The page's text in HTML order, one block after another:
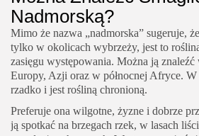
Nadmorską?
Mimo że nazwa „nadmorska” sugeruje,
tylko w okolicach wybrzeży, jest to
zasięgu występowania. Można ją
Europy, Azji oraz w północnej Afryce. W
rzadko i jest rośliną chronioną.
Preferuje ona wilgotne, żyzne i dobrze
ją spotkać na brzegach rzek, w lasach